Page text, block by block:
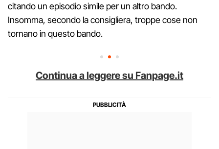
citando un episodio simile per un altro bando.
Insomma, secondo la consigliera, troppe cose non
tornano in questo bando.
Continua a leggere su Fanpage.it